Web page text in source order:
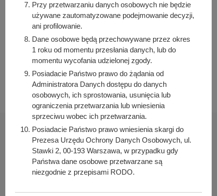
Bartosz Przybylski
Podziel się z innymi:
Facebook
E-mail
Urząd Miasta i Gminy w Kórniku
Pl. Niepodległości 1
Przy przetwarzaniu danych osobowych nie będzie
używane zautomatyzowane podejmowanie decyzji,
ani profilowanie.
Dane osobowe będą przechowywane przez okres
1 roku od momentu przesłania danych, lub do
momentu wycofania udzielonej zgody.
Posiadacie Państwo prawo do żądania od
Administratora Danych dostępu do danych
osobowych, ich sprostowania, usunięcia lub
ograniczenia przetwarzania lub wniesienia
sprzeciwu wobec ich przetwarzania.
Posiadacie Państwo prawo wniesienia skargi do
Prezesa Urzędu Ochrony Danych Osobowych, ul.
Stawki 2, 00-193 Warszawa, w przypadku gdy
Państwa dane osobowe przetwarzane są
niezgodnie z przepisami RODO.